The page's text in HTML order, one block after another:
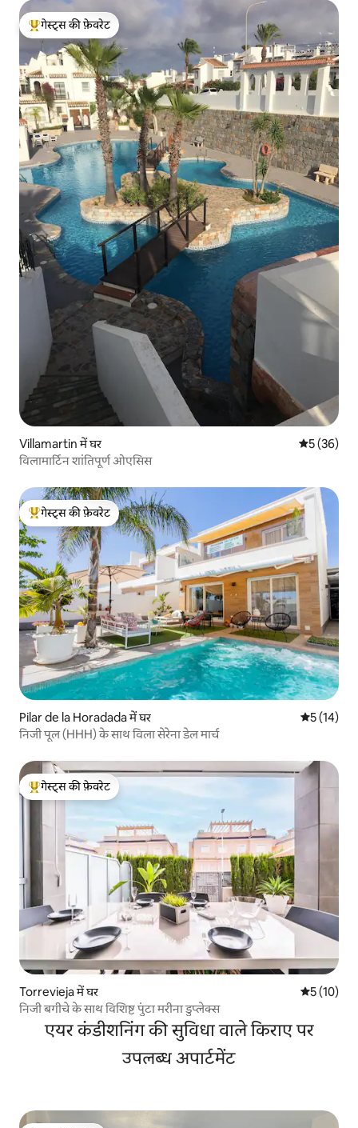
गेस्ट्स का टॉप फ़ेवरेट
गेस्ट्स की फ़ेवरेट
Villamartin में घर औसत रेटिंग
5 (36)
विलामार्टिन शांतिपूर्ण ओएसिस
गेस्ट्स का टॉप फ़ेवरेट
गेस्ट्स की फ़ेवरेट
Pilar de la Horadada में घर औसत रेटिंग
5 (14)
निजी पूल (HHH) के साथ विला सेरेना डेल मार्च
गेस्ट्स का टॉप फ़ेवरेट
गेस्ट्स की फ़ेवरेट
Torrevieja में घर औसत रेटिंग
5 (10)
निजी बगीचे के साथ विशिष्ट पुंटा मरीना डुप्लेक्स
एयर कंडीशनिंग की सुविधा वाले किराए पर
उपलब्ध अपार्टमेंट